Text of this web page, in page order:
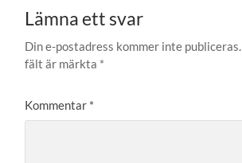
Lämna ett svar
Din e-postadress kommer inte publiceras.
fält är märkta *
Kommentar *